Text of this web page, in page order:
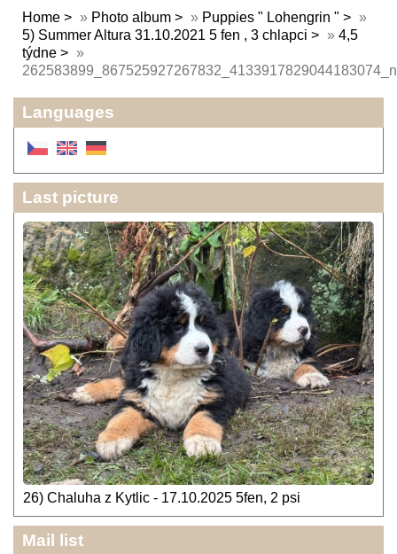
Home » Photo album » Puppies " Lohengrin "
»
5) Summer Altura 31.10.2021 5 fen , 3 chlapci
» 4,5
týdne
»
262583899_867525927267832_4133917829044183074_n
Languages
Last picture
26) Chaluha z Kytlic - 17.10.2025 5fen, 2 psi
Mail list